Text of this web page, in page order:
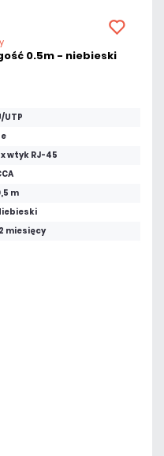
0.5m - niebieski
UTP
wtyk RJ-45
m
miesięcy